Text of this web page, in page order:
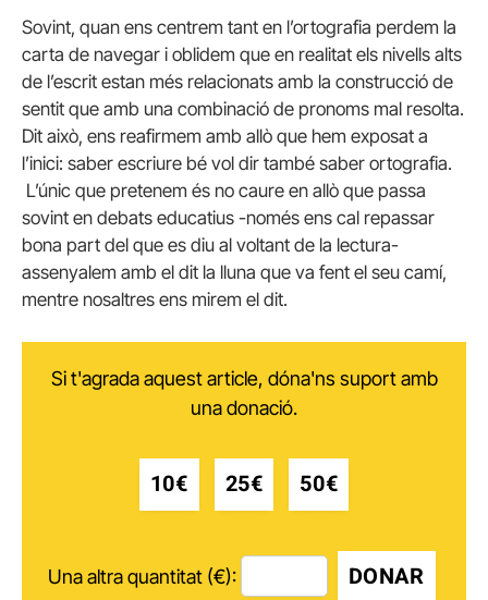
Sovint, quan ens centrem tant en l’ortografia perdem la
carta de navegar i oblidem que en realitat els nivells alts
de l’escrit estan més relacionats amb la construcció de
sentit que amb una combinació de pronoms mal resolta.
Dit això, ens reafirmem amb allò que hem exposat a
l’inici: saber escriure bé vol dir també saber ortografia.
L’únic que pretenem és no caure en allò que passa
sovint en debats educatius -només ens cal repassar
bona part del que es diu al voltant de la lectura-
assenyalem amb el dit la lluna que va fent el seu camí,
mentre nosaltres ens mirem el dit.
Si t'agrada aquest article, dóna'ns suport amb
una donació.
10€ 25€ 50€
Una altra quantitat (€): DONAR